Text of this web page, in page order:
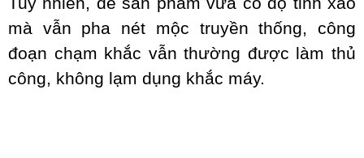
mà vẫn pha nét mộc truyền thống, công
đoạn chạm khắc vẫn thường được làm thủ
công, không lạm dụng khắc máy.